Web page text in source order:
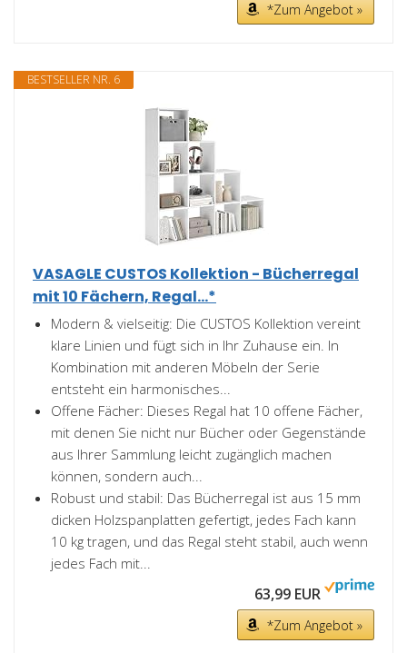
*Zum Angebot »
BESTSELLER NR. 6
VASAGLE CUSTOS Kollektion - Bücherregal
mit 10 Fächern, Regal...*
Modern & vielseitig: Die CUSTOS Kollektion vereint
klare Linien und fügt sich in Ihr Zuhause ein. In
Kombination mit anderen Möbeln der Serie
entsteht ein harmonisches...
Offene Fächer: Dieses Regal hat 10 offene Fächer,
mit denen Sie nicht nur Bücher oder Gegenstände
aus Ihrer Sammlung leicht zugänglich machen
können, sondern auch...
Robust und stabil: Das Bücherregal ist aus 15 mm
dicken Holzspanplatten gefertigt, jedes Fach kann
10 kg tragen, und das Regal steht stabil, auch wenn
jedes Fach mit...
63,99 EUR
*Zum Angebot »